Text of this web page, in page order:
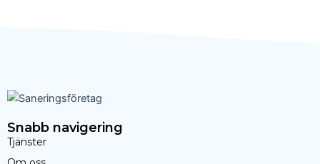
Snabb navigering
Tjänster